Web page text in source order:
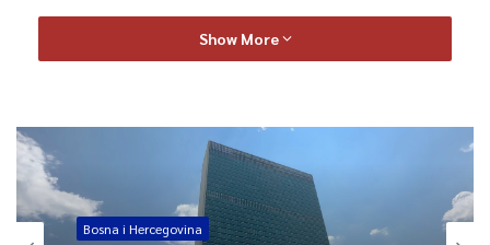
Show More
Bosna i Hercegovina